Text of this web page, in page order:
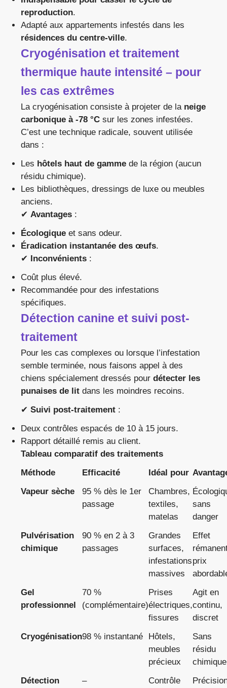
reproduction.
Adapté aux appartements infestés dans les
résidences du centre-ville.
Cryogénisation et traitement
thermique haute intensité – pour
les cas extrêmes
La cryogénisation consiste à projeter de la neige
carbonique à -78 °C sur les zones infestées.
C’est une technique radicale, souvent utilisée
dans :
Les hôtels haut de gamme de la région (aucun
résidu chimique).
Les bibliothèques, dressings de luxe ou meubles
anciens.
✔ Avantages :
Écologique et sans odeur.
Éradication instantanée des œufs.
✔ Inconvénients :
Coût plus élevé.
Recommandée pour des infestations
spécifiques.
Détection canine et suivi post-
traitement
Pour les cas complexes ou lorsque l’infestation
semble terminée, nous faisons appel à des
chiens spécialement dressés pour détecter les
punaises de lit dans les moindres recoins.
✔ Suivi post-traitement :
Deux contrôles espacés de 10 à 15 jours.
Rapport détaillé remis au client.
Tableau comparatif des traitements
Méthode
Efficacité Idéal pour
Vapeur sèche
95 % dès le 1er
passage
Chambres,
textiles,
matelas
sans
danger
Pulvérisation
chimique
90 % en 2 à 3
passages
Grandes
surfaces,
infestations
massives
Effet
prix
Gel
professionnel
70 %
(complémentaire)
Prises
électriques,
fissures
Agit en
continu,
discret
Cryogénisation98 % instantané
Hôtels,
meubles
précieux
Sans
résidu
chimique
Détection
–
Contrôle